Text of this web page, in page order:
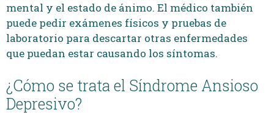
mental y el estado de ánimo. El médico también
puede pedir exámenes físicos y pruebas de
laboratorio para descartar otras enfermedades
que puedan estar causando los síntomas.
¿Cómo se trata el Síndrome Ansioso
Depresivo?